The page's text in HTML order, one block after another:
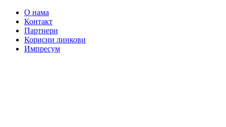
О нама
Контакт
Партнери
Корисни линкови
Импресум